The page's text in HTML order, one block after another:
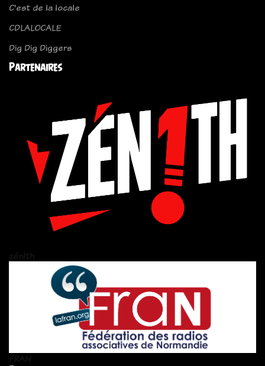
C'est de la locale
CDLALOCALE
Dig Dig Diggers
Partenaires